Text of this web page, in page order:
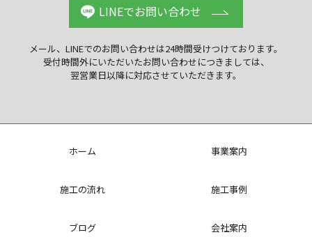
LINEでお問い合わせ
メール、LINEでのお問い合わせは24時間受けつけております。
受付時間外にいただいたお問い合わせにつきましては、
翌営業日以降に対応させていただきます。
ホーム 事業案内
施工の流れ 施工事例
ブログ 会社案内